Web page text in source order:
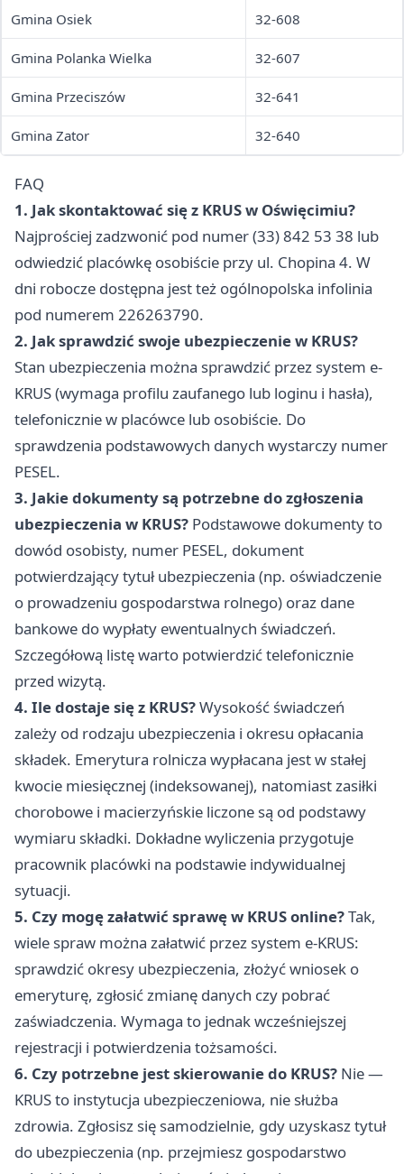
Gmina Osiek 32-608
Gmina Polanka Wielka 32-607
Gmina Przeciszów 32-641
Gmina Zator 32-640
FAQ
1. Jak skontaktować się z KRUS w Oświęcimiu?
Najprościej zadzwonić pod numer (33) 842 53 38 lub
odwiedzić placówkę osobiście przy ul. Chopina 4. W
dni robocze dostępna jest też ogólnopolska infolinia
pod numerem 226263790.
2. Jak sprawdzić swoje ubezpieczenie w KRUS?
Stan ubezpieczenia można sprawdzić przez system e-
KRUS (wymaga profilu zaufanego lub loginu i hasła),
telefonicznie w placówce lub osobiście. Do
sprawdzenia podstawowych danych wystarczy numer
PESEL.
3. Jakie dokumenty są potrzebne do zgłoszenia
ubezpieczenia w KRUS? Podstawowe dokumenty to
dowód osobisty, numer PESEL, dokument
potwierdzający tytuł ubezpieczenia (np. oświadczenie
o prowadzeniu gospodarstwa rolnego) oraz dane
bankowe do wypłaty ewentualnych świadczeń.
Szczegółową listę warto potwierdzić telefonicznie
przed wizytą.
4. Ile dostaje się z KRUS?Wysokość świadczeń
zależy od rodzaju ubezpieczenia i okresu opłacania
składek. Emerytura rolnicza wypłacana jest w stałej
kwocie miesięcznej (indeksowanej), natomiast zasiłki
chorobowe i macierzyńskie liczone są od podstawy
wymiaru składki. Dokładne wyliczenia przygotuje
pracownik placówki na podstawie indywidualnej
sytuacji.
5. Czy mogę załatwić sprawę w KRUS online?Tak,
wiele spraw można załatwić przez system e-KRUS:
sprawdzić okresy ubezpieczenia, złożyć wniosek o
emeryturę, zgłosić zmianę danych czy pobrać
zaświadczenia. Wymaga to jednak wcześniejszej
rejestracji i potwierdzenia tożsamości.
6. Czy potrzebne jest skierowanie do KRUS? Nie —
KRUS to instytucja ubezpieczeniowa, nie służba
zdrowia. Zgłosisz się samodzielnie, gdy uzyskasz tytuł
do ubezpieczenia (np. przejmiesz gospodarstwo